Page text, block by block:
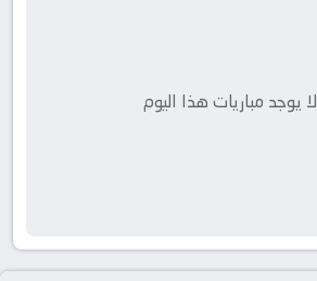
لا يوجد مباريات هذا اليوم